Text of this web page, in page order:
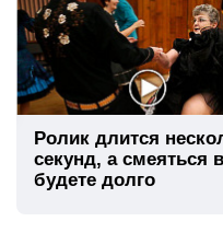
Ролик длится
секунд, а смеяться
будете долго